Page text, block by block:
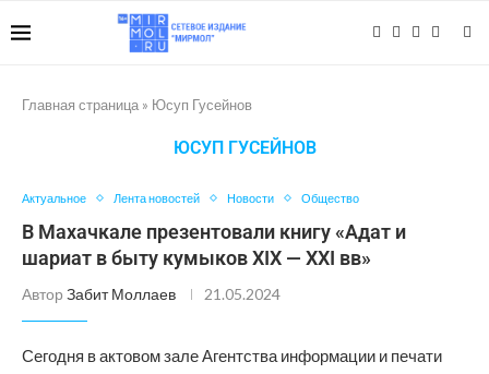
Главная страница » Юсуп Гусейнов
ЮСУП ГУСЕЙНОВ
Актуальное Лента новостей Новости Общество
В Махачкале презентовали книгу «Адат и
шариат в быту кумыков XIX — ХХI вв»
Автор Забит Моллаев 21.05.2024
Сегодня в актовом зале Агентства информации и печати